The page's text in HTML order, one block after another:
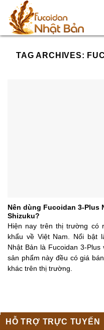
content
TAG ARCHIVES:
HỖ TRỢ TRỰC TUYẾN
Nên dùng Fucoidan 3-Plus
Shizuku?
Hiện nay trên thị trường có
khẩu về Việt Nam. Nổi bật
Nhật Bản là Fucoidan 3-
sản phẩm này đều có giá
khác trên thị trường.